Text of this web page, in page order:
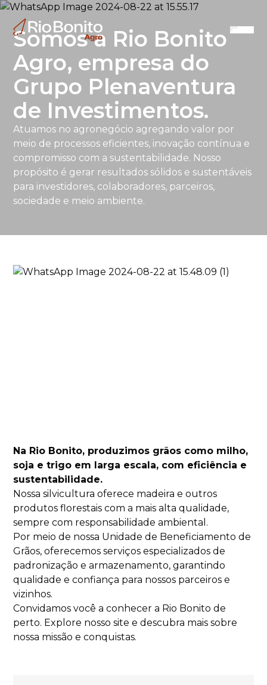
Somos a Rio Bonito
Agro, empresa do
Grupo Plenaventura
de Investimentos.
Atuamos no agronegócio agregando valor por
meio de processos eficientes, inovação contínua e
compromisso com a sustentabilidade. Nosso
propósito é gerar resultados sólidos e sustentáveis
para investidores, colaboradores, parceiros,
sociedade e meio ambiente.
Na Rio Bonito, produzimos grãos como milho,
soja e trigo em larga escala, com eficiência e
sustentabilidade.
Nossa silvicultura oferece madeira e outros
produtos florestais com a mais alta qualidade,
sempre com responsabilidade ambiental.
Por meio de nossa Unidade de Beneficiamento de
Grãos, oferecemos serviços especializados de
padronização e armazenamento, garantindo
qualidade e confiança para nossos parceiros e
vizinhos.
Convidamos você a conhecer a Rio Bonito de
perto. Explore nosso site e descubra mais sobre
nossa missão e conquistas.